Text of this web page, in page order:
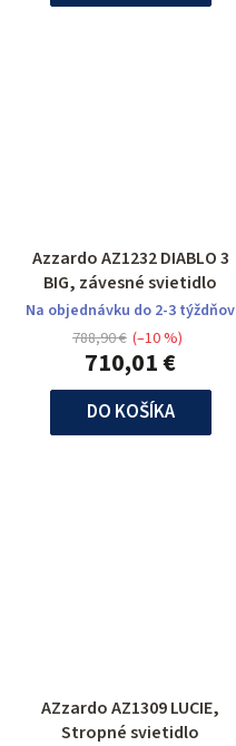
Azzardo AZ1232 DIABLO 3
BIG, závesné svietidlo
Na objednávku do 2-3 týždňov
710,01 €
788,90 € (–10 %)
DO KOŠÍKA
AZzardo AZ1309 LUCIE,
Stropné svietidlo